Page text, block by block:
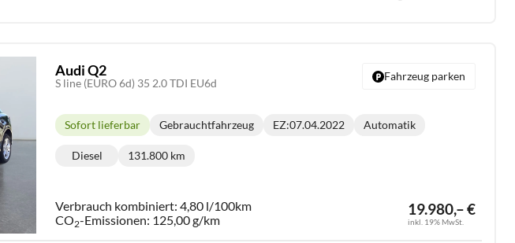
Audi Q2
S line (EURO 6d) 35 2.0 TDI EU6d
19.980,– €
inkl. 19% MwSt.
Lieferzeit:
Sofort lieferbar Gebrauchtfahrzeug EZ:07.04.2022
Getriebe:
Automatik
Kraftstoff:
Diesel
Kilometerstand:
131.800 km
Verbrauch kombiniert:4,80 l/100km
CO2-Emissionen: 125,00 g/km
Fahrzeug parken